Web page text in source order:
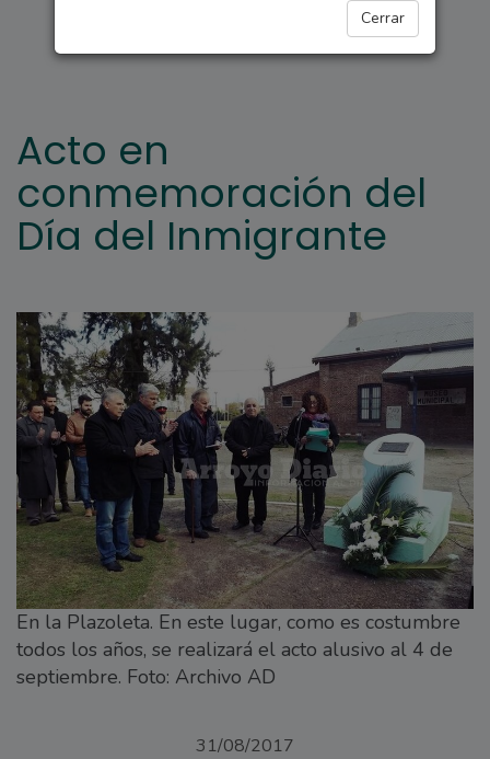
Cerrar
Acto en
conmemoración del
Día del Inmigrante
En la Plazoleta. En este lugar, como es costumbre
todos los años, se realizará el acto alusivo al 4 de
septiembre. Foto: Archivo AD
31/08/2017